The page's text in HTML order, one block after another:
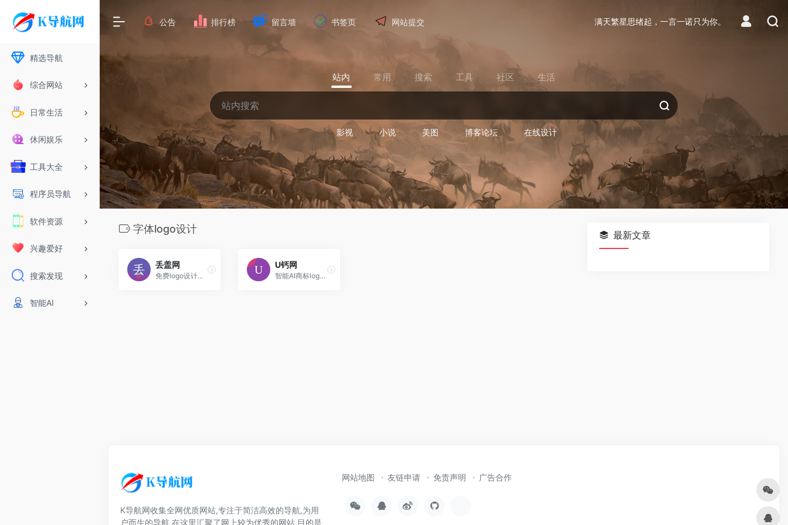
精选导航
综合网站
日常生活
休闲娱乐
工具大全
程序员导航
软件资源
兴趣爱好
搜索发现
智能AI
公告 排行榜 留言墙 书签页 网站提交 满天繁星思绪起，一言一诺只为你。
站内 常用 搜索 工具 社区 生活
影视 小说 美图 博客论坛 在线设计
字体logo设计
丢盖网
免费logo设计，最简单，最方便，最快捷的LOGO设计网站程序，输入LOGO名字就能输出海量LOGO方案，直接可以无限制免费下载，
U钙网
智能AI商标logo设计，100%U钙网原创，无论你董不懂设计,仅需输入文字，您就可以自助设计出专业、精美的LOGO,无限制免费下载，十几年专业专注智能LOGO
最新文章
K导航网收集全网优质网站,专注于简洁高效的导航,为用
户而生的导航,在这里汇聚了网上较为优秀的网站,目的是
网站地图 友链申请 免责声明 广告合作